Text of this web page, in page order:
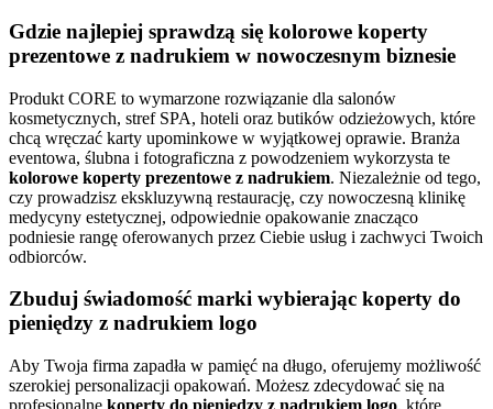
Gdzie najlepiej sprawdzą się kolorowe koperty
prezentowe z nadrukiem w nowoczesnym biznesie
Produkt CORE to wymarzone rozwiązanie dla salonów
kosmetycznych, stref SPA, hoteli oraz butików odzieżowych, które
chcą wręczać karty upominkowe w wyjątkowej oprawie. Branża
eventowa, ślubna i fotograficzna z powodzeniem wykorzysta te
kolorowe koperty prezentowe z nadrukiem. Niezależnie od tego,
czy prowadzisz ekskluzywną restaurację, czy nowoczesną klinikę
medycyny estetycznej, odpowiednie opakowanie znacząco
podniesie rangę oferowanych przez Ciebie usług i zachwyci Twoich
odbiorców.
Zbuduj świadomość marki wybierając koperty do
pieniędzy z nadrukiem logo
Aby Twoja firma zapadła w pamięć na długo, oferujemy możliwość
szerokiej personalizacji opakowań. Możesz zdecydować się na
profesjonalne koperty do pieniędzy z nadrukiem logo, które